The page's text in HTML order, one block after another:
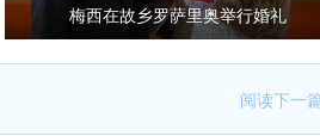
梅西在故乡罗萨里奥举行婚礼